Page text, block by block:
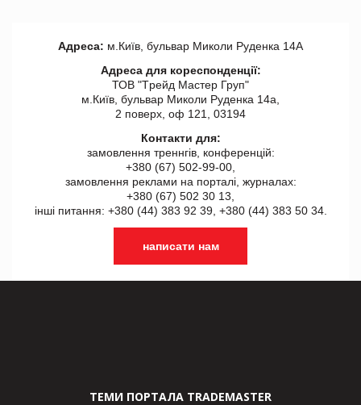
Адреса: м.Київ, бульвар Миколи Руденка 14А
Адреса для кореспонденції:
ТОВ "Tрейд Мастер Груп"
м.Київ, бульвар Миколи Руденка 14а,
2 поверх, оф 121, 03194
Контакти для:
замовлення треннгів, конференцій:
+380 (67) 502-99-00,
замовлення реклами на порталі, журналах:
+380 (67) 502 30 13,
інші питання: +380 (44) 383 92 39, +380 (44) 383 50 34.
написати нам
ТЕМИ ПОРТАЛА TRADEMASTER